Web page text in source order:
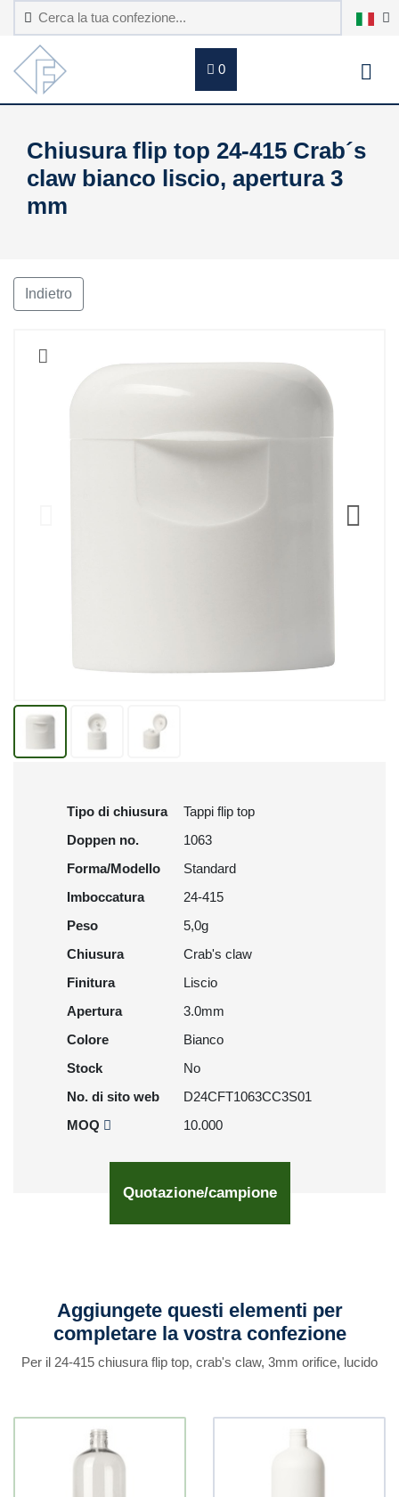
0
Chiusura flip top 24-415 Crab´s
claw bianco liscio, apertura 3
mm
Indietro
Tipo di chiusura
Tappi flip top
Doppen no.
1063
Forma/Modello
Standard
Imboccatura
24-415
Peso
5,0g
Chiusura
Crab's claw
Finitura
Liscio
Apertura
3.0mm
Colore
Bianco
Stock
No
No. di sito web
D24CFT1063CC3S01
MOQ
10.000
Quotazione/campione
Aggiungete questi elementi per
completare la vostra confezione
Per il 24-415 chiusura flip top, crab's claw, 3mm orifice, lucido